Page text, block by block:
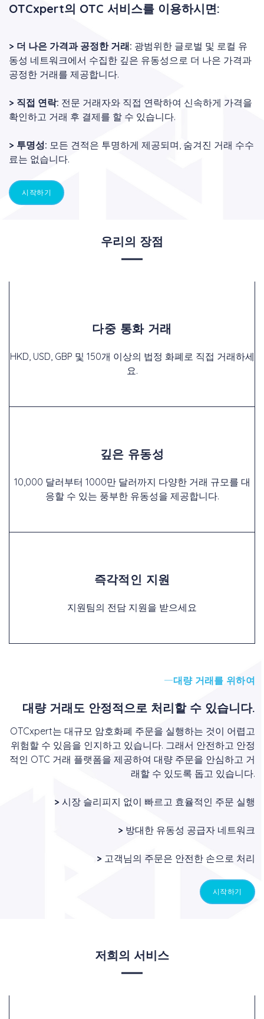
OTCxpert의 OTC 서비스를 이용하시면:
> 더 나은 가격과 공정한 거래: 광범위한 글로벌 및 로컬 유
동성 네트워크에서 수집한 깊은 유동성으로 더 나은 가격과
공정한 거래를 제공합니다.
> 직접 연락: 전문 거래자와 직접 연락하여 신속하게 가격을
확인하고 거래 후 결제를 할 수 있습니다.
> 투명성: 모든 견적은 투명하게 제공되며, 숨겨진 거래 수수
료는 없습니다.
시작하기
우리의 장점
다중 통화 거래
HKD, USD, GBP 및 150개 이상의 법정 화폐로 직접 거래하세
요.
깊은 유동성
10,000 달러부터 1000만 달러까지 다양한 거래 규모를 대
응할 수 있는 풍부한 유동성을 제공합니다.
즉각적인 지원
지원팀의 전담 지원을 받으세요
대량 거래를 위하여
대량 거래도 안정적으로 처리할 수 있습니다.
OTCxpert는 대규모 암호화폐 주문을 실행하는 것이 어렵고
위험할 수 있음을 인지하고 있습니다. 그래서 안전하고 안정
적인 OTC 거래 플랫폼을 제공하여 대량 주문을 안심하고 거
래할 수 있도록 돕고 있습니다.
> 시장 슬리피지 없이 빠르고 효율적인 주문 실행
> 방대한 유동성 공급자 네트워크
> 고객님의 주문은 안전한 손으로 처리
시작하기
저희의 서비스